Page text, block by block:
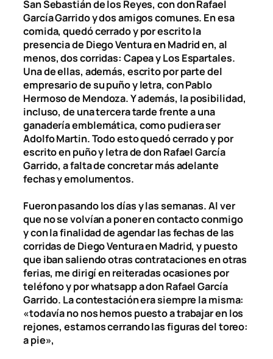
San Sebastián de los Reyes, con don Rafael
García Garrido y dos amigos comunes. En esa
comida, quedó cerrado y por escrito la
presencia de Diego Ventura en Madrid en, al
menos, dos corridas: Capea y Los Espartales.
Una de ellas, además, escrito por parte del
empresario de su puño y letra, con Pablo
Hermoso de Mendoza. Y además, la posibilidad,
incluso, de una tercera tarde frente a una
ganadería emblemática, como pudiera ser
Adolfo Martin. Todo esto quedó cerrado y por
escrito en puño y letra de don Rafael García
Garrido, a falta de concretar más adelante
fechas y emolumentos.
Fueron pasando los días y las semanas. Al ver
que no se volvían a poner en contacto conmigo
y con la finalidad de agendar las fechas de las
corridas de Diego Ventura en Madrid, y puesto
que iban saliendo otras contrataciones en otras
ferias, me dirigí en reiteradas ocasiones por
teléfono y por whatsapp a don Rafael García
Garrido. La contestación era siempre la misma:
«todavía no nos hemos puesto a trabajar en los
rejones, estamos cerrando las figuras del toreo:
a pie»,